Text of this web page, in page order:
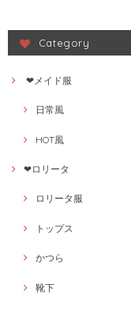
Category
❤メイド服
日常風
HOT風
❤ロリータ
ロリータ服
トップス
かつら
靴下